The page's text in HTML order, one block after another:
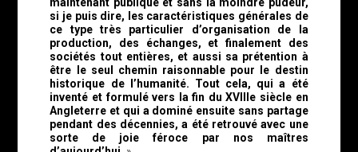
si je puis dire, les caractéristiques générales de
ce type très particulier d’organisation de la
production, des échanges, et finalement des
sociétés tout entières, et aussi sa prétention à
être le seul chemin raisonnable pour le destin
historique de l’humanité. Tout cela, qui a été
inventé et formulé vers la fin du XVIIIe siècle en
Angleterre et qui a dominé ensuite sans partage
pendant des décennies, a été retrouvé avec une
sorte de joie féroce par nos maîtres